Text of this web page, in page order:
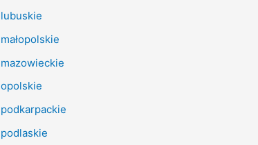
:
lubuskie
małopolskie
mazowieckie
opolskie
podkarpackie
podlaskie